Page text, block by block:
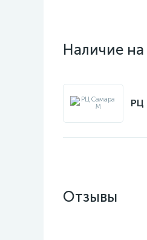
Наличие на
РЦ
Отзывы